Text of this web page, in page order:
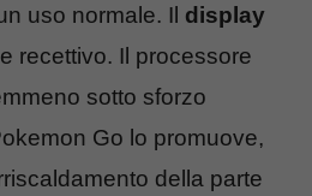
uso normale. Il display
recettivo. Il processore
sotto sforzo
Go lo promuove,
della parte